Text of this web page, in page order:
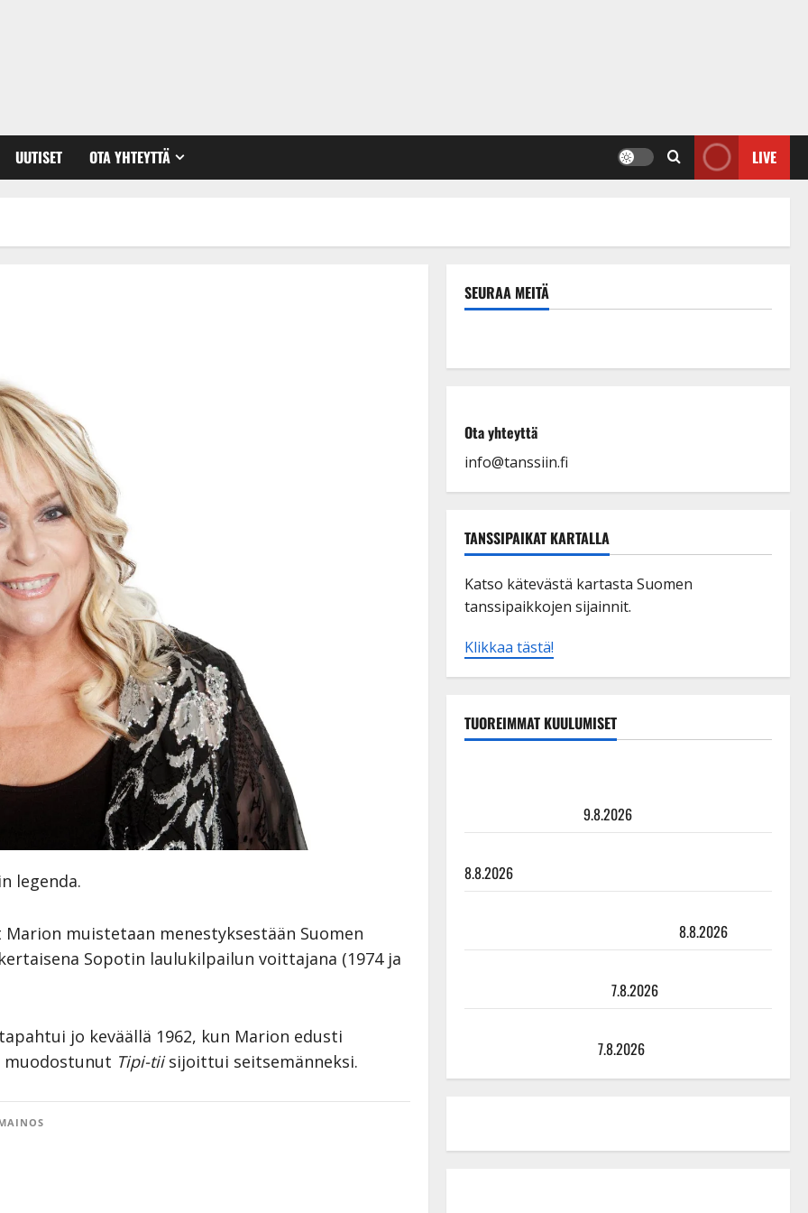
UUTISET OTA YHTEYTTÄ LIVE
legenda.
Marion muistetaan menestyksestään Suomen
Sopotin laulukilpailun voittajana (1974 ja
jo keväällä 1962, kun Marion edusti
muodostunut Tipi-tiisijoittui seitsemänneksi.
SEURAA MEITÄ
Ota yhteyttä
info@tanssiin.fi
TANSSIPAIKAT KARTALLA
Katso kätevästä kartasta Suomen
tanssipaikkojen sijainnit.
Klikkaa tästä!
TUOREIMMAT KUULUMISET
9.8.2026
8.8.2026
8.8.2026
7.8.2026
7.8.2026